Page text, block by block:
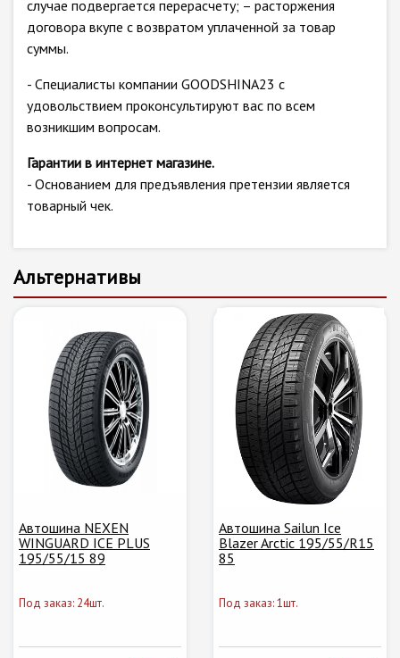
случае подвергается перерасчету; – расторжения
договора вкупе с возвратом уплаченной за товар
суммы.
- Специалисты компании GOODSHINA23 с
удовольствием проконсультируют вас по всем
возникшим вопросам.
Гарантии в интернет магазине.
- Основанием для предъявления претензии является
товарный чек.
Альтернативы
Автошина NEXEN
WINGUARD ICE PLUS
195/55/15 89
Под заказ: 24шт.
Автошина Sailun Ice
Blazer Arctic 195/55/R15
85
Под заказ: 1шт.